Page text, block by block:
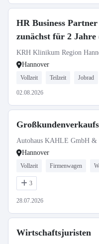
HR Business
zunächst für 2 Jahre
KRH Klinikum Region
Hannover
Vollzeit Teilzeit Jobrad
02.08.2026
Autohaus KAHLE GmbH &
Hannover
Vollzeit Firmenwagen
3
28.07.2026
Wirtschaftsjuristen